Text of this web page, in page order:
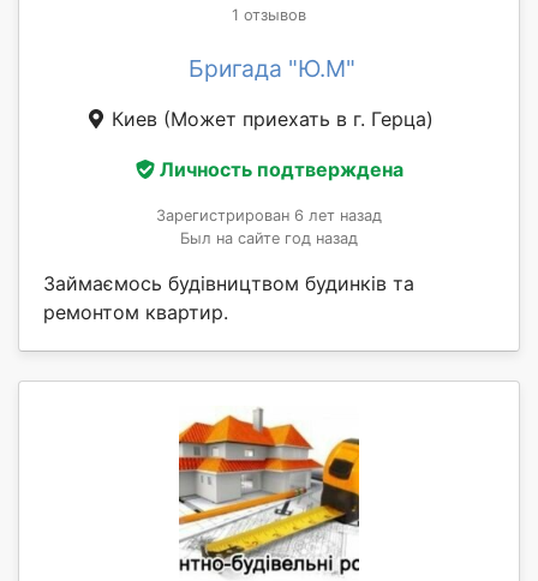
1 отзывов
Бригада "Ю.М"
Киев (Может приехать в г. Герца)
Личность подтверждена
Зарегистрирован 6 лет назад
Был на сайте год назад
Займаємось будівництвом будинків та
ремонтом квартир.